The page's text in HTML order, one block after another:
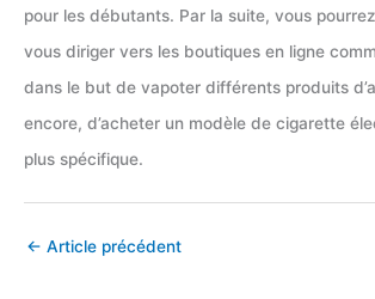
pour les débutants. Par la suite, vous
vous diriger vers les boutiques en ligne
dans le but de vapoter différents produits
encore, d’acheter un modèle de cigarette
plus spécifique.
← Article précédent